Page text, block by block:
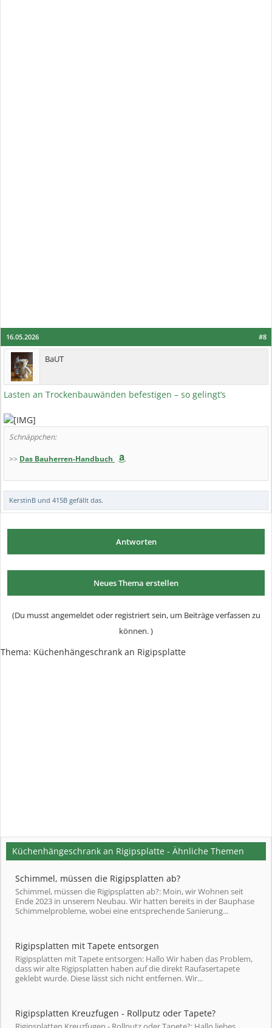
#8
16.05.2026
BaUT
Lasten an Trockenbauwänden befestigen – so gelingt’s
Schnäppchen:
>> Das Bauherren-Handbuch
KerstinB und 415B gefällt das.
Antworten
Neues Thema erstellen
(Du musst angemeldet oder registriert sein, um Beiträge verfassen zu
können. )
Thema: Küchenhängeschrank an Rigipsplatte
Küchenhängeschrank an Rigipsplatte - Ähnliche Themen
Schimmel, müssen die Rigipsplatten ab?
Schimmel, müssen die Rigipsplatten ab?: Moin, wir Wohnen seit
Ende 2023 in unserem Neubau. Wir hatten bereits in der Bauphase
Schimmelprobleme, wobei eine entsprechende Sanierung...
Rigipsplatten mit Tapete entsorgen
Rigipsplatten mit Tapete entsorgen: Hallo Wir haben das Problem,
dass wir alte Rigipsplatten haben auf die direkt Raufasertapete
geklebt wurde. Diese lässt sich nicht entfernen. Wir...
Rigipsplatten Kreuzfugen - Rollputz oder Tapete?